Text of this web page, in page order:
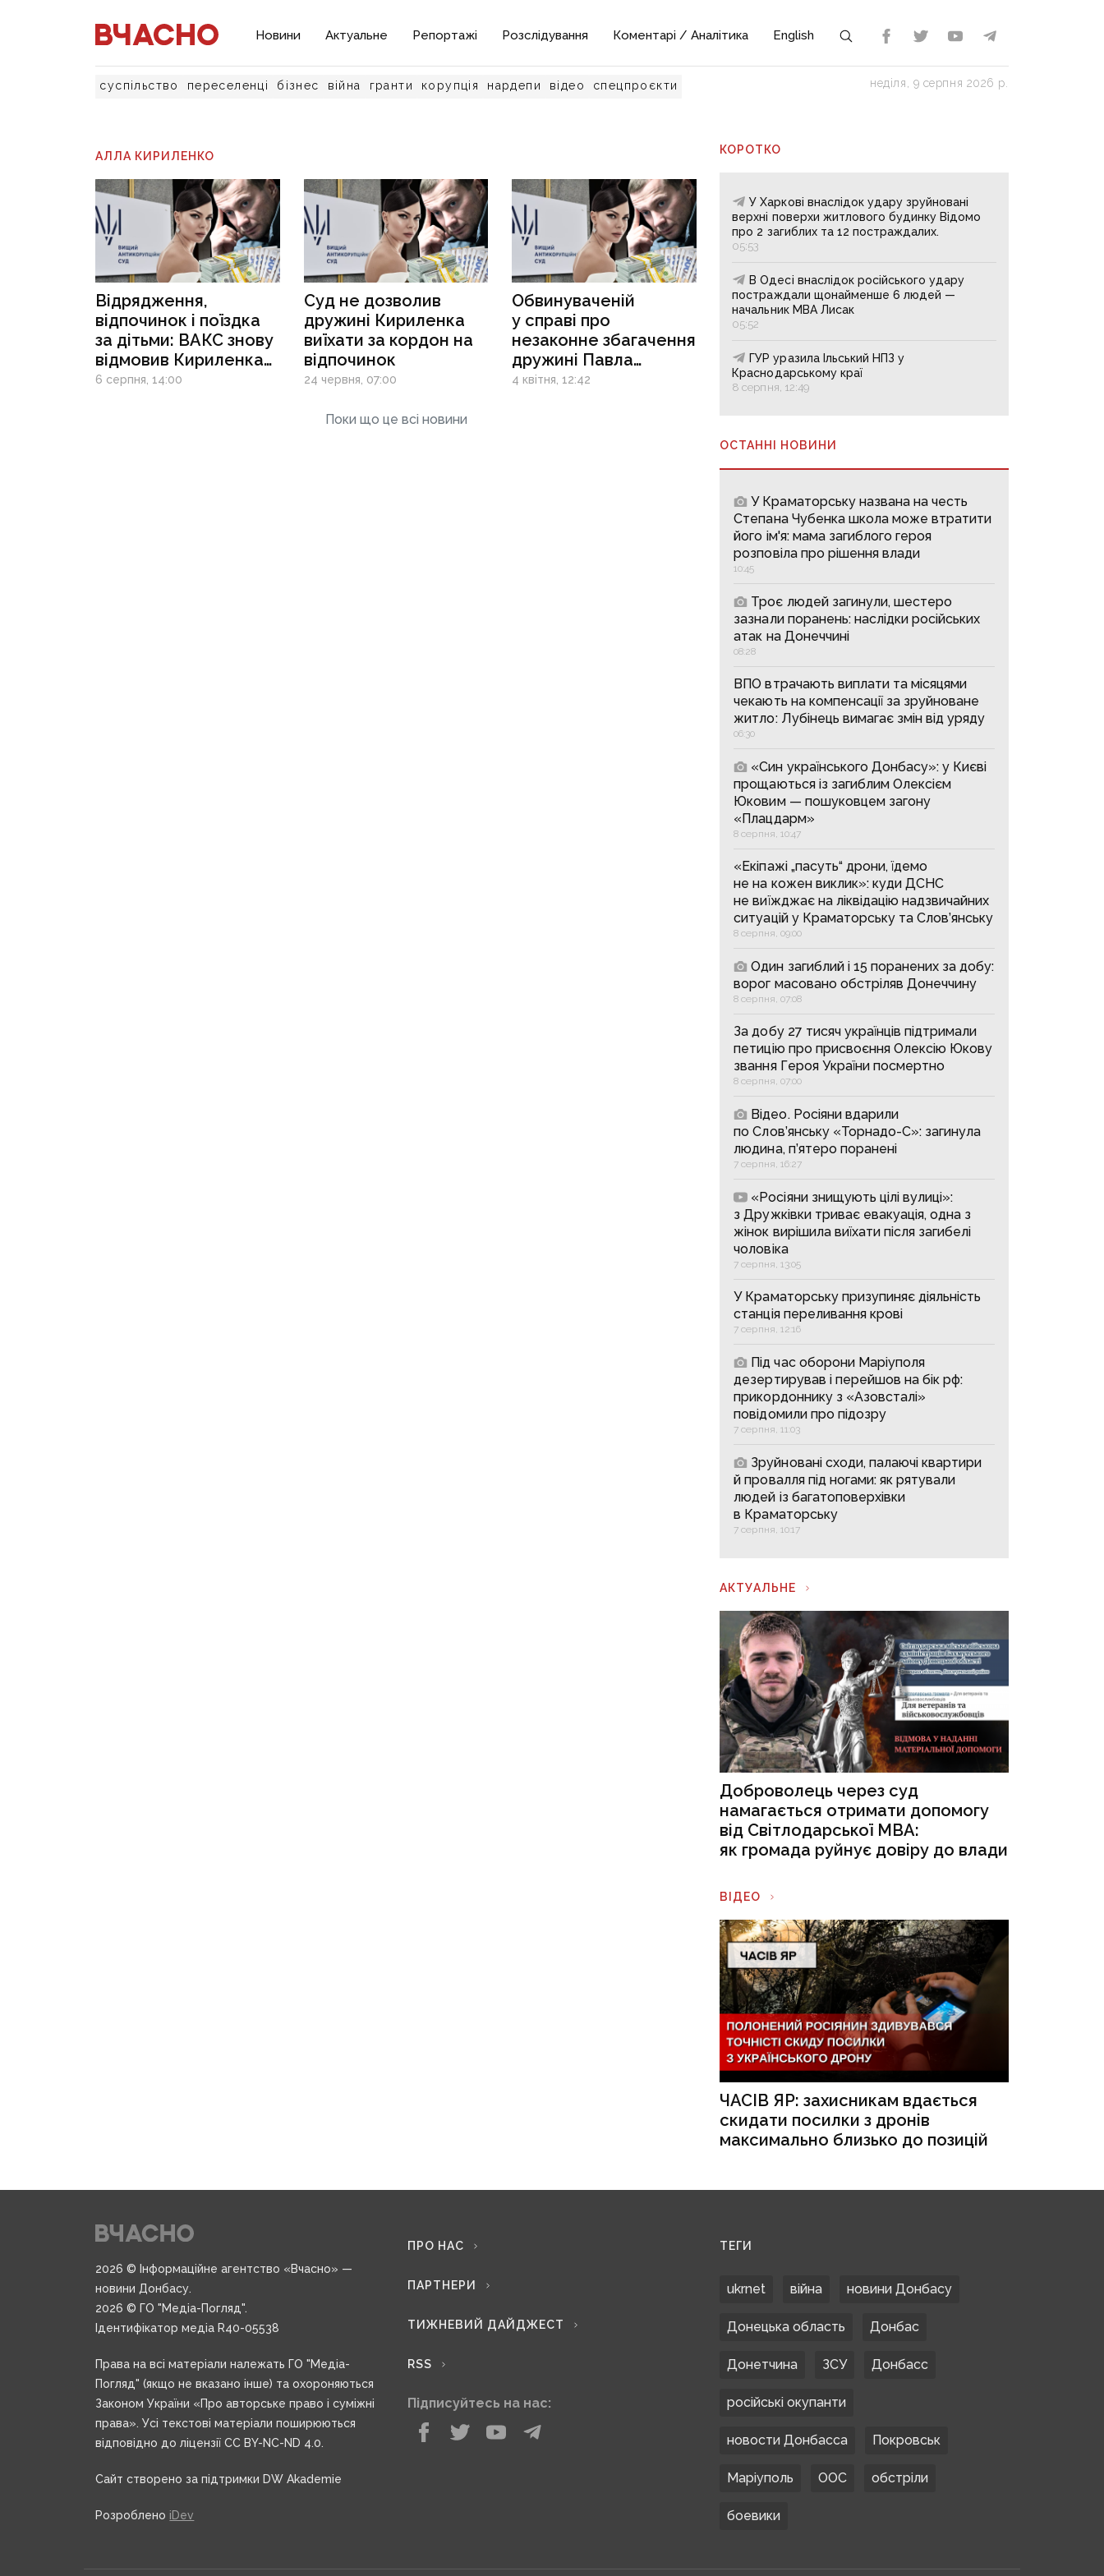
Новини Актуальне Репортажі Розслідування Коментарі / Аналітика English
суспільство переселенці бізнес війна гранти корупція нардепи відео спецпроєкти неділя, 9 серпня 2026 р.
АЛЛА КИРИЛЕНКО
Відрядження,
відпочинок і поїздка
за дітьми: ВАКС знову
відмовив Кириленкам
у виїзді за кордон
6 серпня, 14:00
Суд не дозволив
дружині Кириленка
виїхати за кордон на
відпочинок
24 червня, 07:00
Обвинуваченій
у справі про
незаконне збагачення
дружині Павла
Кириленко суд
4 квітня, 12:42
Поки що це всі новини
КОРОТКО
У Харкові внаслідок удару зруйновані
верхні поверхи житлового будинку Відомо
про 2 загиблих та 12 постраждалих.
05:53
В Одесі внаслідок російського удару
постраждали щонайменше 6 людей —
начальник МВА Лисак
05:52
ГУР уразила Ільський НПЗ у
Краснодарському краї
8 серпня, 12:49
ОСТАННІ НОВИНИ
У Краматорську названа на честь
Степана Чубенка школа може втратити
його ім'я: мама загиблого героя
розповіла про рішення влади
10:45
Троє людей загинули, шестеро
зазнали поранень: наслідки російських
атак на Донеччині
08:28
ВПО втрачають виплати та місяцями
чекають на компенсації за зруйноване
житло: Лубінець вимагає змін від уряду
06:30
«Син українського Донбасу»: у Києві
прощаються із загиблим Олексієм
Юковим — пошуковцем загону
«Плацдарм»
8 серпня, 10:47
«Екіпажі „пасуть“ дрони, їдемо
не на кожен виклик»: куди ДСНС
не виїжджає на ліквідацію надзвичайних
ситуацій у Краматорську та Слов’янську
8 серпня, 09:00
Один загиблий і 15 поранених за добу:
ворог масовано обстріляв Донеччину
8 серпня, 07:08
За добу 27 тисяч українців підтримали
петицію про присвоєння Олексію Юкову
звання Героя України посмертно
8 серпня, 07:00
Відео. Росіяни вдарили
по Слов’янську «Торнадо-С»: загинула
людина, п’ятеро поранені
7 серпня, 16:27
«Росіяни знищують цілі вулиці»:
з Дружківки триває евакуація, одна з
жінок вирішила виїхати після загибелі
чоловіка
7 серпня, 13:05
У Краматорську призупиняє діяльність
станція переливання крові
7 серпня, 12:16
Під час оборони Маріуполя
дезертирував і перейшов на бік рф:
прикордоннику з «Азовсталі»
повідомили про підозру
7 серпня, 11:03
Зруйновані сходи, палаючі квартири
й провалля під ногами: як рятували
людей із багатоповерхівки
в Краматорську
7 серпня, 10:17
АКТУАЛЬНЕ
Доброволець через суд
намагається отримати допомогу
від Світлодарської МВА:
як громада руйнує довіру до влади
ВІДЕО
ЧАСІВ ЯР: захисникам вдається
скидати посилки з дронів
максимально близько до позицій
2026 © Інформаційне агентство «Вчасно» —
новини Донбасу.
2026 © ГО "Медіа-Погляд".
Ідентифікатор медіа R40-05538
Права на всі матеріали належать ГО "Медіа-
Погляд" (якщо не вказано інше) та охороняються
Законом України «Про авторське право і суміжні
права». Усі текстові матеріали поширюються
відповідно до ліцензії CC BY-NC-ND 4.0.
Сайт створено за підтримки DW Akademie
Розроблено iDev
ПРО НАС
ПАРТНЕРИ
ТИЖНЕВИЙ ДАЙДЖЕСТ
RSS
Підписуйтесь на нас:
ТЕГИ
ukrnet війна новини Донбасу
Донецька область Донбас
Донетчина ЗСУ Донбасс
російські окупанти
новости Донбасса Покровськ
Маріуполь ООС обстріли
боевики